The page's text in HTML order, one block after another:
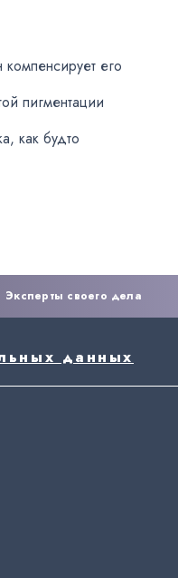
его
пигментации
, как будто
Эксперты своего дела
данных